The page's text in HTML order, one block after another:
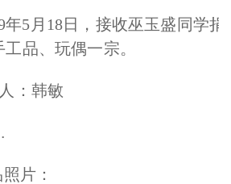
年5月18日，接收巫玉盛同学捐
品、玩偶一宗。
：韩敏
片：